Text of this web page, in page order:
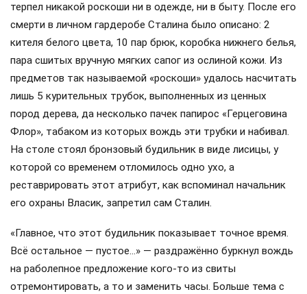
терпел никакой роскоши ни в одежде, ни в быту. После его
смерти в личном гардеробе Сталина было описано: 2
кителя белого цвета, 10 пар брюк, коробка нижнего белья,
пара сшитых вручную мягких сапог из ослиной кожи. Из
предметов так называемой «роскоши» удалось насчитать
лишь 5 курительных трубок, выполненных из ценных
пород дерева, да несколько пачек папирос «Герцеговина
Флор», табаком из которых вождь эти трубки и набивал.
На столе стоял бронзовый будильник в виде лисицы, у
которой со временем отломилось одно ухо, а
реставрировать этот атрибут, как вспоминал начальник
его охраны Власик, запретил сам Сталин.
«Главное, что этот будильник показывает точное время.
Всё остальное — пустое…» — раздражённо буркнул вождь
на раболепное предложение кого-то из свиты
отремонтировать, а то и заменить часы. Больше тема с